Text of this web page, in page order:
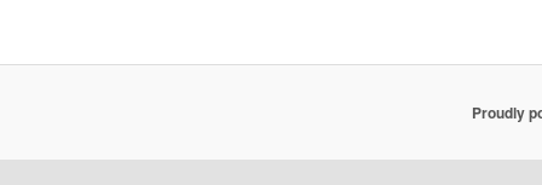
Proudly